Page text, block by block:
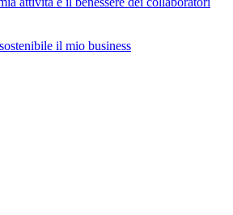
il mio business